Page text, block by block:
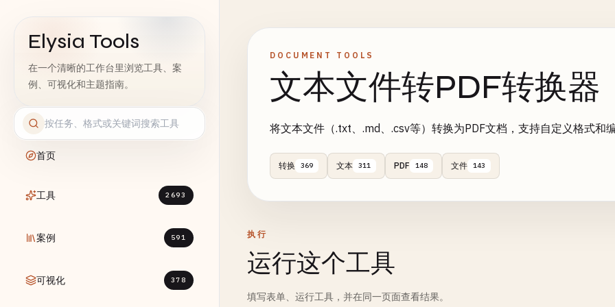
Elysia Tools
在一个清晰的工作台里浏览工具、案
例、可视化和主题指南。
首页
工具 2693
案例 591
可视化 378
DOCUMENT TOOLS
文本文件转PDF转换器
将文本文件（.txt、.md、.csv等）转换为PDF文档，支持自定义格式和
转换 369 文本 311 PDF 148 文件 143
执行
运行这个工具
填写表单、运行工具，并在同一页面查看结果。